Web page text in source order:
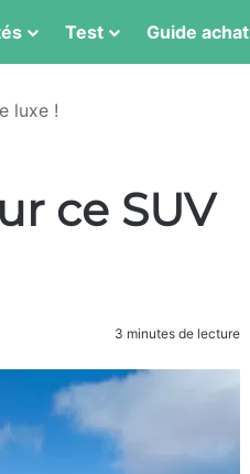
Test Guide achat
luxe !
ce SUV
3 minutes de lecture